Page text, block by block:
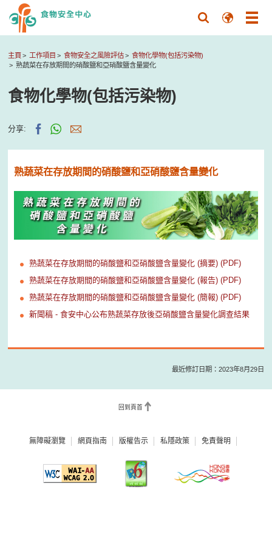
主頁 工作項目 食物安全之風險評估
食物化學物(包括污染物)
熟蔬菜在存放期間的硝酸鹽和亞硝酸鹽含量變化
食物化學物(包括污染物)
分享:
熟蔬菜在存放期間的硝酸鹽和亞硝酸鹽含量變化
熟蔬菜在存放期間的硝酸鹽和亞硝酸鹽含量變化 (摘要) (PDF)
熟蔬菜在存放期間的硝酸鹽和亞硝酸鹽含量變化 (報告) (PDF)
熟蔬菜在存放期間的硝酸鹽和亞硝酸鹽含量變化 (簡報) (PDF)
新聞稿 - 食安中心公布熟蔬菜存放後亞硝酸鹽含量變化調查結果
最近修訂日期：2023年8月29日
回到頁首
無障礙瀏覽 網頁指南 版權告示 私隱政策 免責聲明